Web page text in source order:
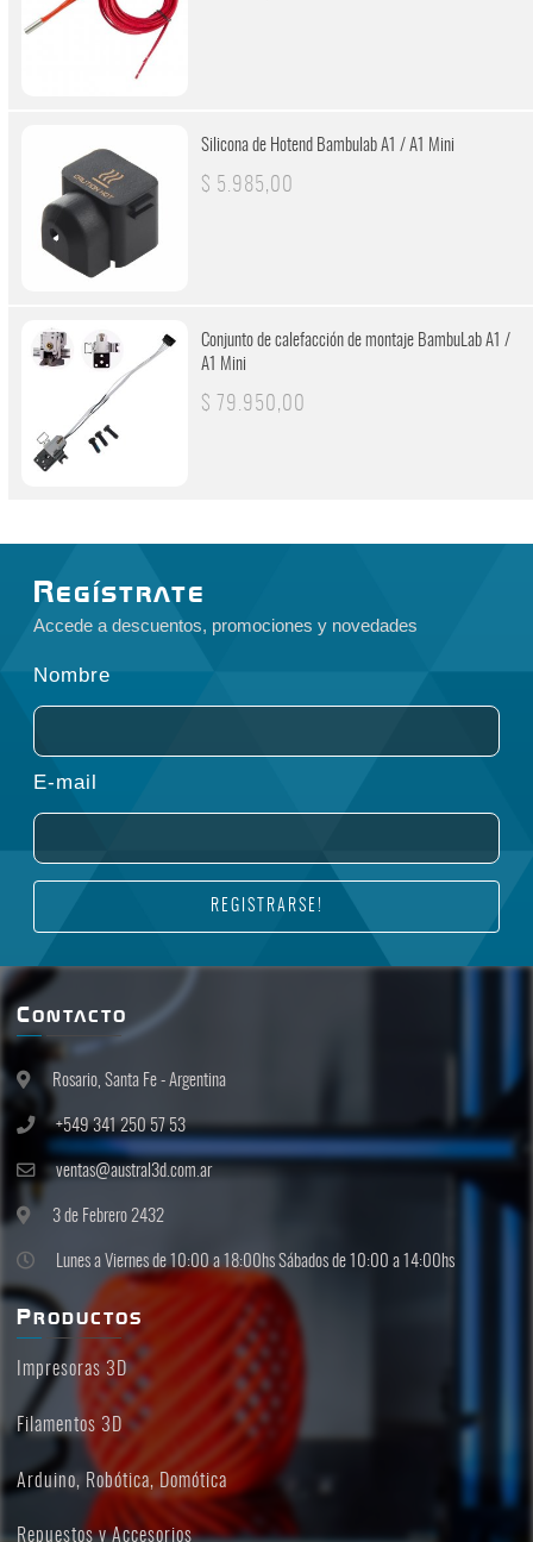
Silicona de Hotend Bambulab A1 / A1 Mini
$ 5.985,00
Conjunto de calefacción de montaje BambuLab A1 /
A1 Mini
$ 79.950,00
Regístrate
Accede a descuentos, promociones y novedades
Nombre
E-mail
REGISTRARSE!
Contacto
Rosario, Santa Fe - Argentina
+549 341 250 57 53
ventas@austral3d.com.ar
3 de Febrero 2432
Lunes a Viernes de 10:00 a 18:00hs Sábados de 10:00 a 14:00hs
Productos
Impresoras 3D
Filamentos 3D
Arduino, Robótica, Domótica
Repuestos y Accesorios